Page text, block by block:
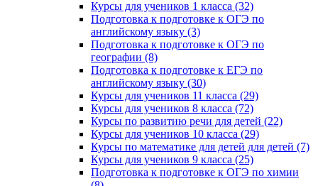
Курсы для учеников 1 класса (32)
Подготовка к подготовке к ОГЭ по
английскому языку (3)
Подготовка к подготовке к ОГЭ по
географии (8)
Подготовка к подготовке к ЕГЭ по
английскому языку (30)
Курсы для учеников 11 класса (29)
Курсы для учеников 8 класса (72)
Курсы по развитию речи для детей (22)
Курсы для учеников 10 класса (29)
Курсы по математике для детей для детей (7)
Курсы для учеников 9 класса (25)
Подготовка к подготовке к ОГЭ по химии